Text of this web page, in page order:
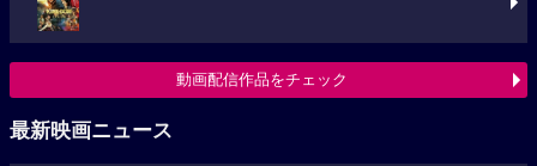
動画配信作品をチェック
最新映画ニュース